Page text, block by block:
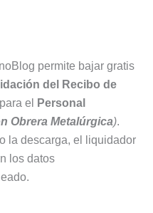
permite bajar gratis
del Recibo de
para el
Personal
Obrera Metalúrgica).
la descarga, el liquidador
los datos